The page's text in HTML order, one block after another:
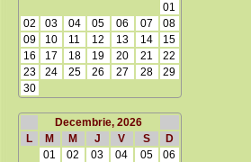
01
02
03 04 05 06 07
08
09
10 11 12 13 14
15
16
17 18 19 20 21
22
23
24 25 26 27 28
29
30
Decembrie, 2026
L
M M J V S
D
01
02 03 04 05
06